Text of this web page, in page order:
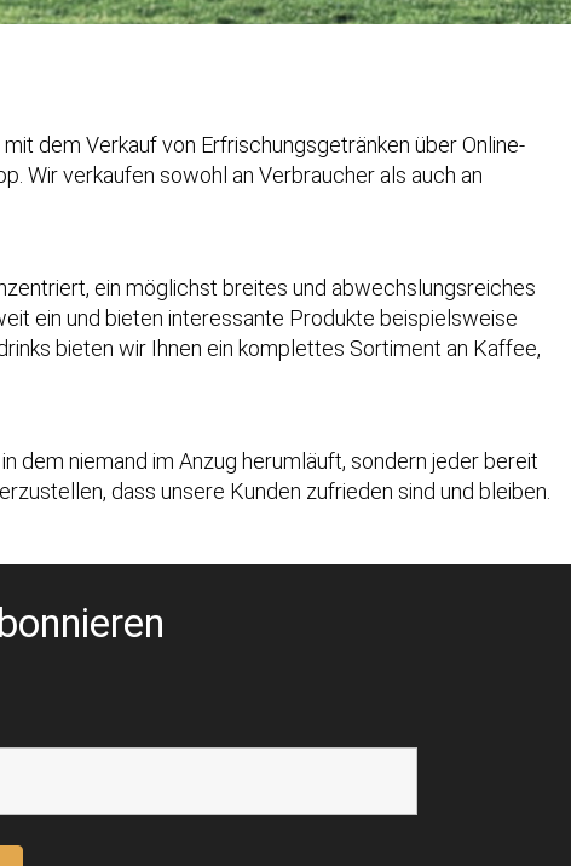
dem Verkauf von Erfrischungsgetränken über Online-
Wir verkaufen sowohl an Verbraucher als auch an
ein möglichst breites und abwechslungsreiches
ein und bieten interessante Produkte beispielsweise
bieten wir Ihnen ein komplettes Sortiment an Kaffee,
dem niemand im Anzug herumläuft, sondern jeder bereit
dass unsere Kunden zufrieden sind und bleiben.